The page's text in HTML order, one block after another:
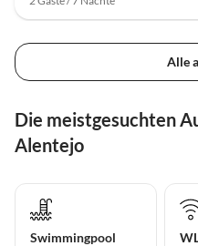
Alle
Die meistgesuchten
Alentejo
Swimmingpool